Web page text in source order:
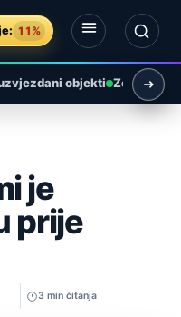
11%
objekti Zemlja i
je
prije
3 min čitanja